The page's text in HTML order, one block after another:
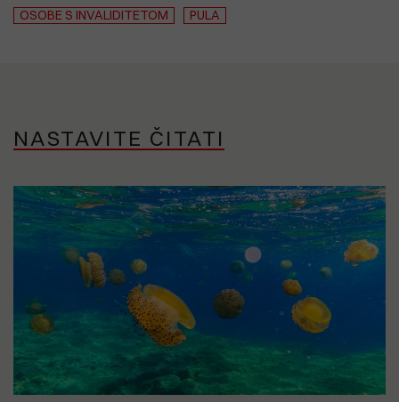
OSOBE S INVALIDITETOM
PULA
NASTAVITE ČITATI